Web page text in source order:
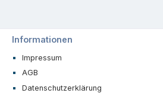
Informationen
Impressum
AGB
Datenschutzerklärung